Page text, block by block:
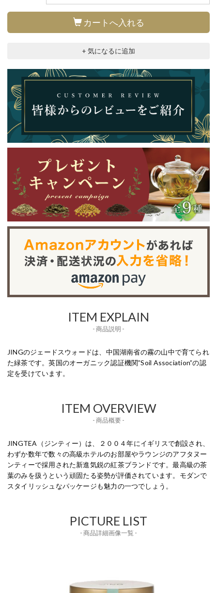
カートへ入れる
+ 気になるに追加
ITEM EXPLAIN
- 商品説明 -
JINGのジェードスウォードは、中国湖南省の霧の山中で育てられ
た緑茶です。英国のオーガニック認証機関”Soil Association”の認
定を受けています。
ITEM OVERVIEW
- 商品概要 -
JINGTEA（ジンティー）は、２００４年にイギリスで創設され、
わずか数年で数々の高級ホテルのお部屋やラウンジのアフタヌー
ンティーで採用された新進気鋭の紅茶ブランドです。最高級の茶
葉のみを扱うという頑固たる姿勢が評価されています。モダンで
スタイリッシュなパッケージも魅力の一つでしょう。
PICTURE LIST
- 商品詳細画像一覧 -